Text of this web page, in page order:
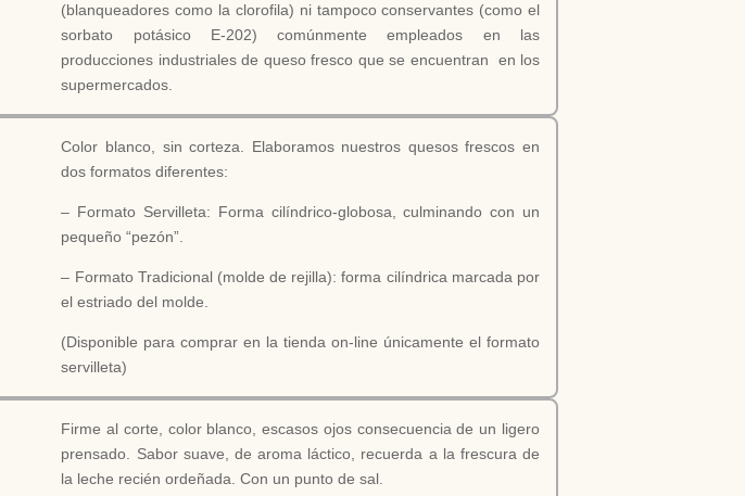
(blanqueadores como la clorofila) ni tampoco conservantes (como el
sorbato potásico E-202) comúnmente empleados en las
producciones industriales de queso fresco que se encuentran en los
supermercados.
Color blanco, sin corteza. Elaboramos nuestros quesos frescos en
dos formatos diferentes:
– Formato Servilleta: Forma cilíndrico-globosa, culminando con un
pequeño “pezón”.
– Formato Tradicional (molde de rejilla): forma cilíndrica marcada por
el estriado del molde.
(Disponible para comprar en la tienda on-line únicamente el formato
servilleta)
Firme al corte, color blanco, escasos ojos consecuencia de un ligero
prensado. Sabor suave, de aroma láctico, recuerda a la frescura de
la leche recién ordeñada. Con un punto de sal.